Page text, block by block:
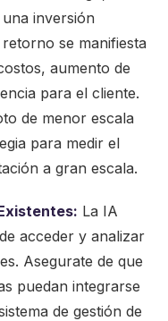
inversión
se manifiesta
aumento de
para el cliente.
de menor escala
para medir el
a gran escala.
La IA
acceder y analizar
Asegurate de que
puedan integrarse
de gestión de